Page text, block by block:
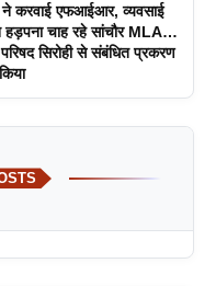
ने करवाई एफआईआर, व्यवसाई
चाह रहे सांचौर MLA
परिषद सिरोही से संबंधित प्रकरण